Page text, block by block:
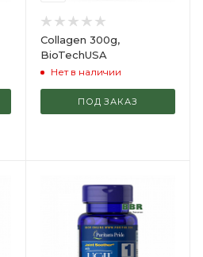
Collagen 300g,
BioTechUSA
Нет в наличии
ПОД ЗАКАЗ